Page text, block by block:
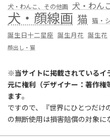
犬・わんこ、その他画 犬・わん
犬・顔線画 猫 猫・
誕生日十二星座 誕生月花 誕生花
顔出し・猫
※当サイトに掲載されている
元に権利（デザイナー：著作
ます。
ですので、『世界にひとつだけ
の無断使用は損害賠償の対象に